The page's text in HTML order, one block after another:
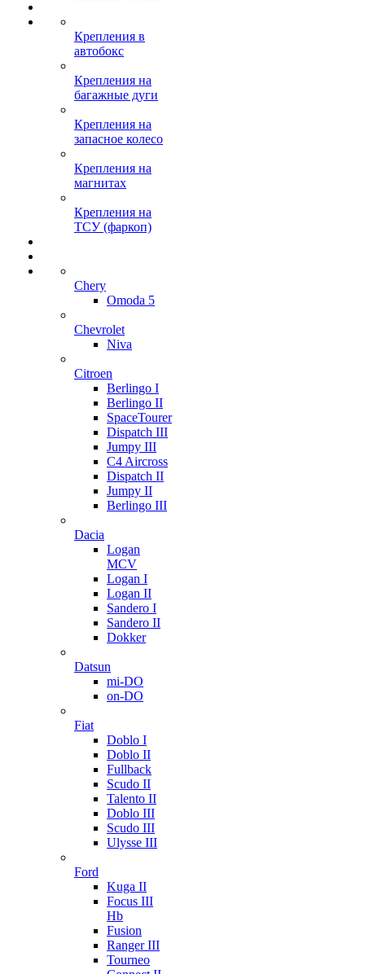
Крепления в
автобокс
Крепления на
багажные дуги
Крепления на
запасное колесо
Крепления на
магнитах
Крепления на
ТСУ (фаркоп)
Chery
Omoda 5
Chevrolet
Niva
Citroen
Berlingo I
Berlingo II
SpaceTourer
Dispatch III
Jumpy III
C4 Aircross
Dispatch II
Jumpy II
Berlingo III
Dacia
Logan
MCV
Logan I
Logan II
Sandero I
Sandero II
Dokker
Datsun
mi-DO
on-DO
Fiat
Doblo I
Doblo II
Fullback
Scudo II
Talento II
Doblo III
Scudo III
Ulysse III
Ford
Kuga II
Focus III
Hb
Fusion
Ranger III
Tourneo